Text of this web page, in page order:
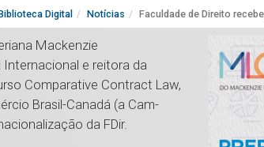
Digital Notícias Faculdade de Direito
Mackenzie
e reitora da
Comparative Contract Law,
Brasil-Canadá (a Cam-
da FDir.